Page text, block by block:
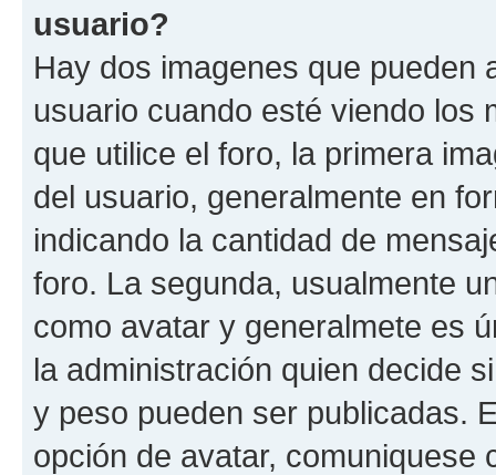
usuario?
Hay dos imagenes que pueden
usuario cuando esté viendo los
que utilice el foro, la primera
del usuario, generalmente en
indicando la cantidad de
foro. La segunda, usualmente
como avatar y generalmete es
la administración quien decide
y peso pueden ser publicadas.
opción de avatar, comuniquese